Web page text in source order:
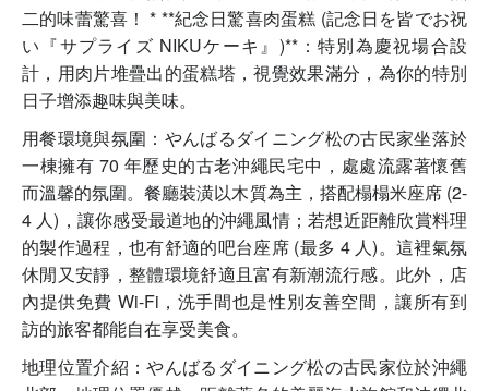
二的味蕾驚喜！ * **紀念日驚喜肉蛋糕 (記念日を皆でお祝
い『サプライズ NIKUケーキ』)**：特別為慶祝場合設
計，用肉片堆疊出的蛋糕塔，視覺效果滿分，為你的特別
日子增添趣味與美味。
用餐環境與氛圍：やんばるダイニング松の古民家坐落於
一棟擁有 70 年歷史的古老沖繩民宅中，處處流露著懷舊
而溫馨的氛圍。餐廳裝潢以木質為主，搭配榻榻米座席 (2-
4 人)，讓你感受最道地的沖繩風情；若想近距離欣賞料理
的製作過程，也有舒適的吧台座席 (最多 4 人)。這裡氣氛
休閒又安靜，整體環境舒適且富有新潮流行感。此外，店
內提供免費 Wi-Fi，洗手間也是性別友善空間，讓所有到
訪的旅客都能自在享受美食。
地理位置介紹：やんばるダイニング松の古民家位於沖繩